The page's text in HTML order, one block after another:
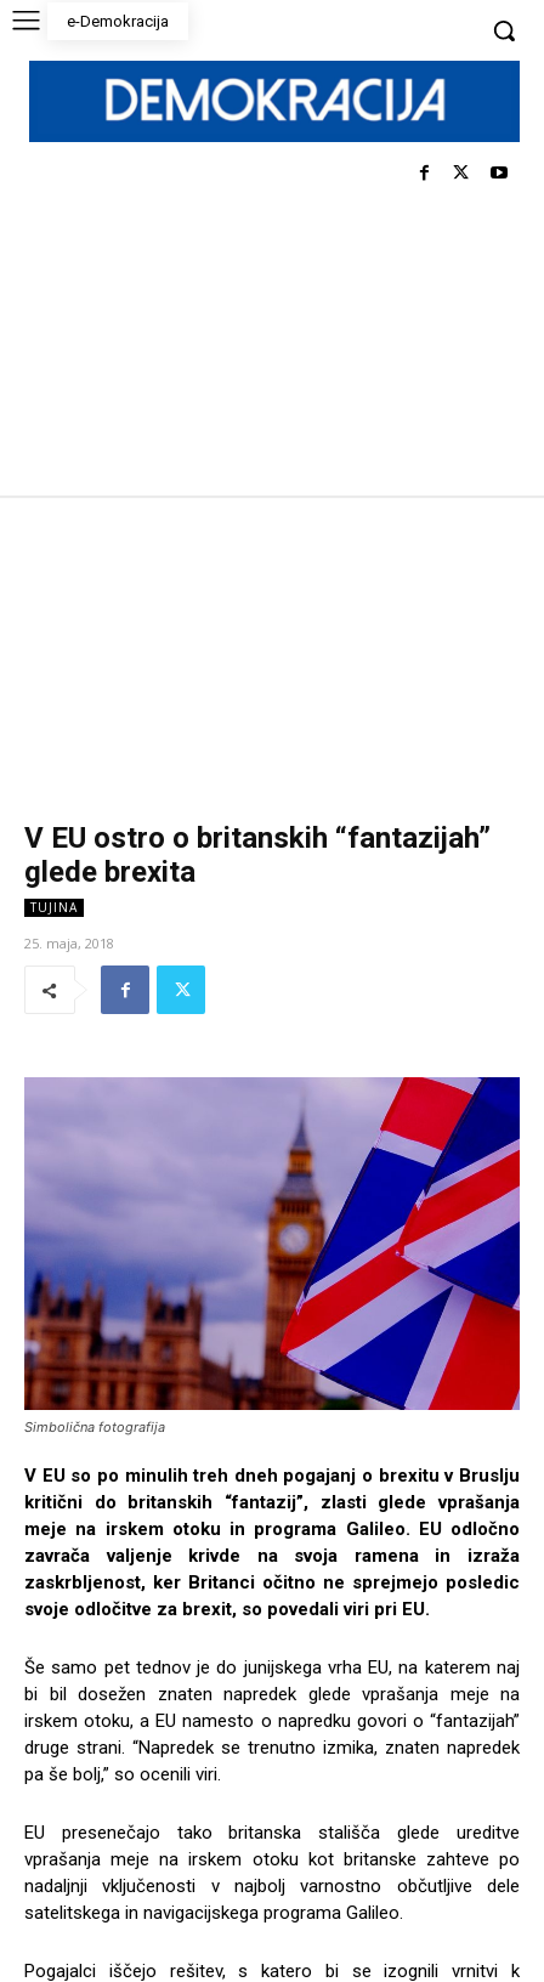
e-Demokracija
V EU ostro o britanskih “fantazijah”
glede brexita
TUJINA
25. maja, 2018
Simbolična fotografija
V EU so po minulih treh dneh pogajanj o brexitu v Bruslju
kritični do britanskih “fantazij”, zlasti glede vprašanja
meje na irskem otoku in programa Galileo. EU odločno
zavrača valjenje krivde na svoja ramena in izraža
zaskrbljenost, ker Britanci očitno ne sprejmejo posledic
svoje odločitve za brexit, so povedali viri pri EU.
Še samo pet tednov je do junijskega vrha EU, na katerem naj
bi bil dosežen znaten napredek glede vprašanja meje na
irskem otoku, a EU namesto o napredku govori o “fantazijah”
druge strani. “Napredek se trenutno izmika, znaten napredek
pa še bolj,” so ocenili viri.
EU presenečajo tako britanska stališča glede ureditve
vprašanja meje na irskem otoku kot britanske zahteve po
nadaljnji vključenosti v najbolj varnostno občutljive dele
satelitskega in navigacijskega programa Galileo.
Pogajalci iščejo rešitev, s katero bi se izognili vrnitvi k